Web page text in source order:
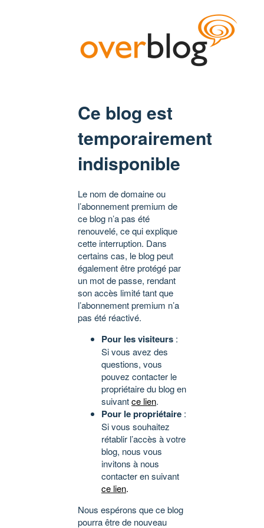
Ce blog est
temporairement
indisponible
Le nom de domaine ou
l’abonnement premium de
ce blog n’a pas été
renouvelé, ce qui explique
cette interruption. Dans
certains cas, le blog peut
également être protégé par
un mot de passe, rendant
son accès limité tant que
l’abonnement premium n’a
pas été réactivé.
Pour les visiteurs :
Si vous avez des
questions, vous
pouvez contacter le
propriétaire du blog en
suivantce lien.
Pour le propriétaire :
Si vous souhaitez
rétablir l’accès à votre
blog, nous vous
invitons à nous
contacter en suivant
ce lien.
Nous espérons que ce blog
pourra être de nouveau